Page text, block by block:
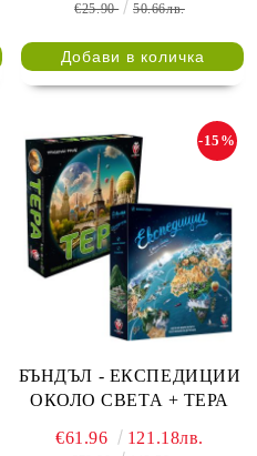
€25.90 50.66лв.
БЪНДЪЛ - ЕКСПЕДИЦИИ
ОКОЛО СВЕТА + ТЕРА
-15%
€61.96 121.18лв.